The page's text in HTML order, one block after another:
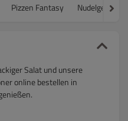
Pizzen Fantasy Nudelgerichte
Salat und unsere
online bestellen in